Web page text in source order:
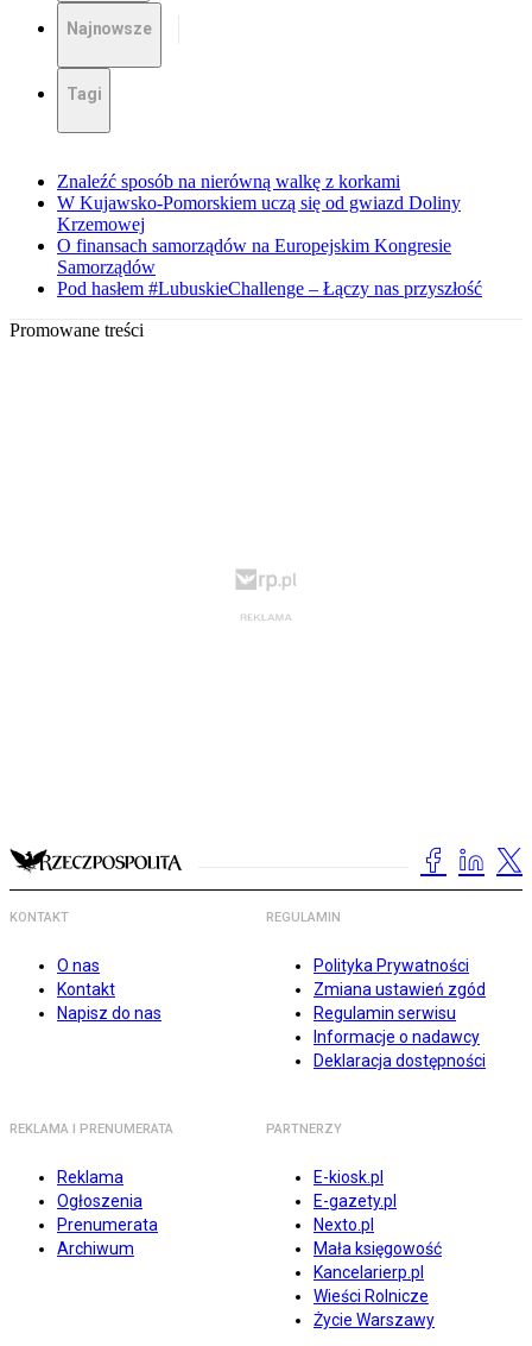
Najnowsze
Tagi
Znaleźć sposób na nierówną walkę z korkami
W Kujawsko-Pomorskiem uczą się od gwiazd Doliny
Krzemowej
O finansach samorządów na Europejskim Kongresie
Samorządów
Pod hasłem #LubuskieChallenge – Łączy nas przyszłość
Promowane treści
KONTAKT
O nas
Kontakt
Napisz do nas
REGULAMIN
Polityka Prywatności
Zmiana ustawień zgód
Regulamin serwisu
Informacje o nadawcy
Deklaracja dostępności
REKLAMA I PRENUMERATA
Reklama
Ogłoszenia
Prenumerata
Archiwum
PARTNERZY
E-kiosk.pl
E-gazety.pl
Nexto.pl
Mała księgowość
Kancelarierp.pl
Wieści Rolnicze
Życie Warszawy